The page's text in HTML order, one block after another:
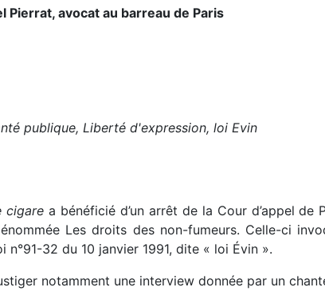
Pierrat, avocat au barreau de Paris
publique, Liberté d'expression, loi Evin
cigarea bénéficié d’un arrêt de la Cour d’appel
Les droits des non-fumeurs. Celle-ci
n°91-32 du 10 janvier 1991, dite « loi Évin ».
notamment une interview donnée par un